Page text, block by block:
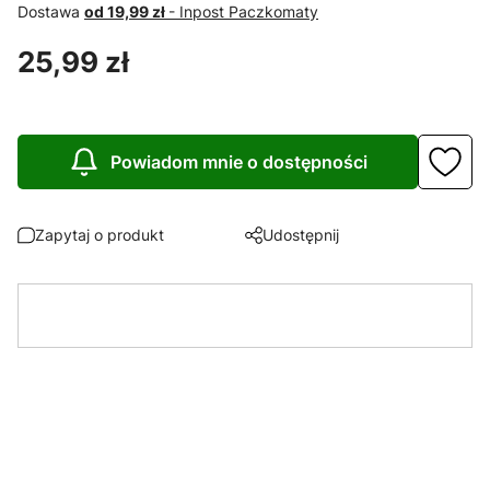
Dostawa od 19,99 zł - Inpost Paczkomaty
Cena
25,99 zł
Powiadom mnie o dostępności
Zapytaj o produkt Udostępnij